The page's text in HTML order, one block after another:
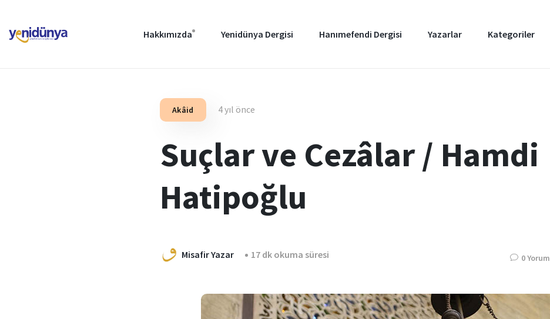
Hakkımızda Yenidünya Dergisi Hanımefendi Dergisi Yazarlar Kategoriler
Akâid 4 yıl önce
Suçlar ve Cezâlar / Hamdi
Hatipoğlu
Misafir Yazar 17 dk okuma süresi 0 Yorum